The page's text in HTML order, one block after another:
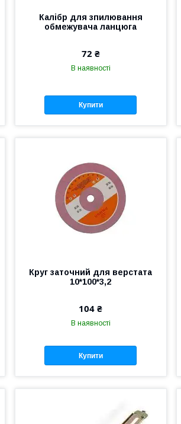
Калібр для зпилювання
обмежувача ланцюга
72 ₴
В наявності
Купити
Круг заточний для верстата
10*100*3,2
104 ₴
В наявності
Купити